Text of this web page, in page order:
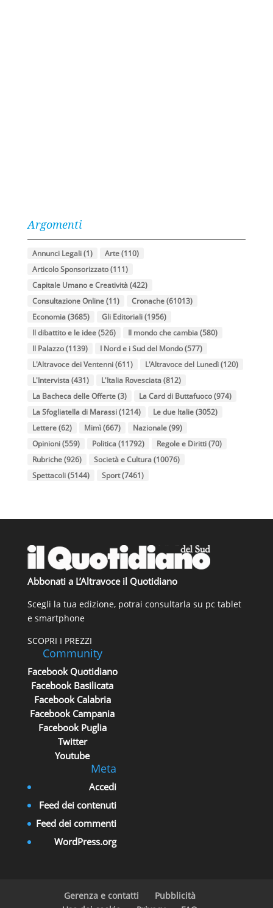
Argomenti
Annunci Legali(1) Arte(110)
Articolo Sponsorizzato(111)
Capitale Umano e Creatività(422)
Consultazione Online(11) Cronache(61013)
Economia(3685) Gli Editoriali(1956)
Il dibattito e le idee(526) Il mondo che cambia(580)
Il Palazzo(1139) I Nord e i Sud del Mondo(577)
L'Altravoce dei Ventenni(611) L'Altravoce del Lunedì(120)
L'Intervista(431) L'Italia Rovesciata(812)
La Bacheca delle Offerte(3) La Card di Buttafuoco(974)
La Sfogliatella di Marassi(1214) Le due Italie(3052)
Lettere(62) Mimì(667) Nazionale(99)
Opinioni(559) Politica(11792) Regole e Diritti(70)
Rubriche(926) Società e Cultura(10076)
Spettacoli(5144) Sport(7461)
Abbonati a L’Altravoce il Quotidiano
Scegli la tua edizione, potrai consultarla su pc tablet
e smartphone
SCOPRI I PREZZI
Community
Facebook Quotidiano
Facebook Basilicata
Facebook Calabria
Facebook Campania
Facebook Puglia
Twitter
Youtube
Meta
Accedi
Feed dei contenuti
Feed dei commenti
WordPress.org
Gerenza e contatti
Pubblicità